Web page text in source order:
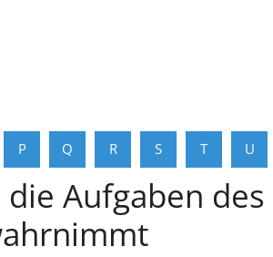
P Q R S T U
Aufgaben des